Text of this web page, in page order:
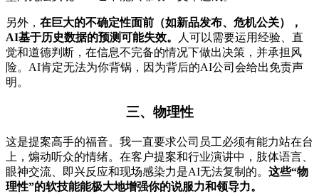
另外， 在巨大的不确定性面前（如新品发布、危机公关），
AI基于历史数据的预测可能失效。
人可以需要运用经验、直
觉和道德判断，在信息不完备的情况下做出决策，并承担风
险。AI肯定无法为你背锅，因为背后的AI公司会给出免责声
明。
三、物理性
这是提案高手的福音。我一直要求公司员工必须有能力站在台
上，煽动听众的情绪。在客户提案和行业演讲中，肢体语言、
眼神交流、即兴反应和现场感染力是AI无法复制的。 这些“物
理性”的软技能能极大地增强你的说服力和领导力。